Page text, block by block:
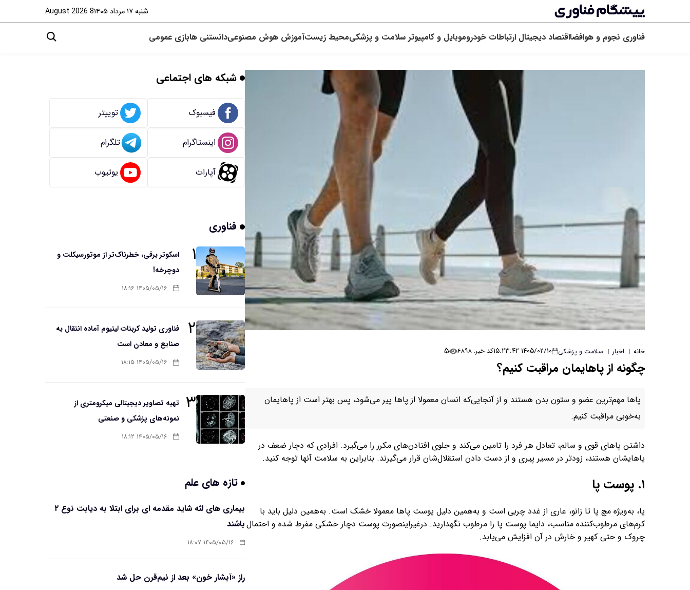
شنبه ۱۷ مرداد ۱۴۰۵ 8 August 2026
فناوری نجوم و هوافضااقتصاد دیجیتال ارتباطات خودروموبایل و کامپیوتر سلامت و پزشکیمحیط زیستآموزش هوش مصنوعیدانستنی هابازی عمومی
خانه | اخبار | سلامت و پزشکی ۱۴۰۵/۰۲/۱۰ ۱۵:۲۳:۴۲ کد خبر: ۶۸۹۸ ۵
چگونه از پاهایمان مراقبت کنیم؟
پاها مهم‌ترین عضو و ستون بدن هستند و از آنجایی‌که انسان معمولا از پاها پیر می‌شود، پس بهتر است از پاهایمان
به‌خوبی مراقبت کنیم.
داشتن پاهای قوی و سالم، تعادل هر فرد را تامین می‌کند و جلوی افتادن‌های مکرر را می‌گیرد. افرادی که دچار ضعف در
پاهایشان هستند، زودتر در مسیر پیری و از دست دادن استقلال‌شان قرار می‌گیرند. بنابراین به سلامت آنها توجه کنید.
۱. پوست پا
پا، به‌ویژه مچ پا تا زانو، عاری از غدد چربی است و به‌همین دلیل پوست پاها معمولا خشک است. به‌همین دلیل باید با
کرم‌های مرطوب‌کننده مناسب، دایما پوست پا را مرطوب نگهدارید. درغیراینصورت پوست دچار خشکی مفرط شده و احتمال
چروک و حتی کهیر و خارش در آن افزایش می‌یابد.
شبکه های اجتماعی
فیسبوک توییتر
اینستاگرام تلگرام
آپارات یوتیوب
فناوری
۱
اسکوتر برقی، خطرناک‌تر از موتورسیکلت و
دوچرخه!
۱۴۰۵/۰۵/۱۶ ۱۸:۱۶
۲
فناوری تولید کربنات لیتیوم آماده انتقال به
صنایع و معادن است
۱۴۰۵/۰۵/۱۶ ۱۸:۱۵
۳
تهیه تصاویر دیجیتالی میکرومتری از
نمونه‌های پزشکی و صنعتی
۱۴۰۵/۰۵/۱۶ ۱۸:۱۲
تازه های علم
بیماری های لثه شاید مقدمه ای برای ابتلا به دیابت نوع ۲
باشند
۱۴۰۵/۰۵/۱۶ ۱۸:۰۷
راز «آبشار خون» بعد از نیم‌قرن حل شد